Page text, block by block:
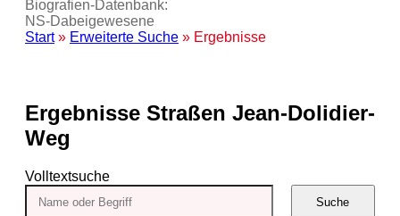
Biografien-Datenbank:
NS‑Dabeigewesene
Start» Erweiterte Suche » Ergebnisse
Ergebnisse Straßen Jean-Dolidier-
Weg
Volltextsuche
Suche